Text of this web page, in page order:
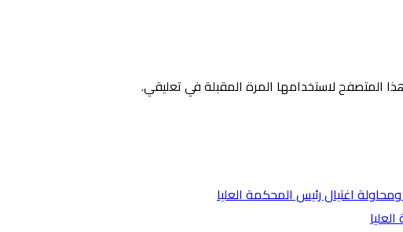
المتصفح لاستخدامها المرة المقبلة في تعليقي.